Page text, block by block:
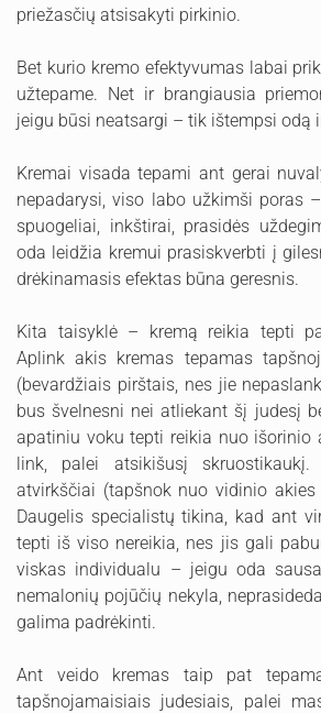
priežasčių atsisakyti pirkinio.
Bet kurio kremo efektyvumas labai
užtepame. Net ir brangiausia
jeigu būsi neatsargi – tik ištempsi odą
Kremai visada tepami ant gerai
nepadarysi, viso labo užkimši poras
spuogeliai, inkštirai, prasidės
oda leidžia kremui prasiskverbti į
drėkinamasis efektas būna geresnis.
Kita taisyklė – kremą reikia tepti
Aplink akis kremas tepamas
(bevardžiais pirštais, nes jie
bus švelnesni nei atliekant šį judesį
apatiniu voku tepti reikia nuo išorinio
link, palei atsikišusį
atvirkščiai (tapšnok nuo vidinio
Daugelis specialistų tikina, kad ant
tepti iš viso nereikia, nes jis gali
viskas individualu – jeigu oda
nemalonių pojūčių nekyla,
galima padrėkinti.
Ant veido kremas taip pat
tapšnojamaisiais judesiais, palei